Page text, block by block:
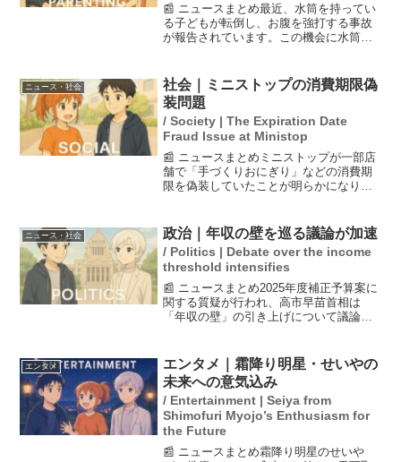
📰 ニュースまとめ最近、水筒を持ってい
る子どもが転倒し、お腹を強打する事故
が報告されています。この機会に水筒以
特に、子どもは転倒時に受け身がうまく
取れず、内臓を守る筋肉...
ニュース・社会
社会｜ミニストップの消費期限偽
装問題
/ Society | The Expiration Date
Fraud Issue at Ministop
📰 ニュースまとめミニストップが一部店
舗で「手づくりおにぎり」などの消費期
限を偽装していたことが明らかになりま
ラベルを貼り直す手口が用いられていま
した。この問題に対し...
ニュース・社会 政治｜年収の壁を巡る議論が加速
/ Politics | Debate over the income
threshold intensifies
📰 ニュースまとめ2025年度補正予算案に
関する質疑が行われ、高市早苗首相は
「年収の壁」の引き上げについて議論が
ているとし、上げ幅や減税の対象につい
ての詳細な議論が...
エンタメ
エンタメ｜霜降り明星・せいやの
未来への意気込み
/ Entertainment | Seiya from
Shimofuri Myojo’s Enthusiasm for
the Future
📰 ニュースまとめ霜降り明星のせいや